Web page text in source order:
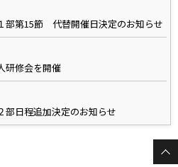
部第15節 代替開催日決定のお知らせ
研修会を開催
部日程追加決定のお知らせ